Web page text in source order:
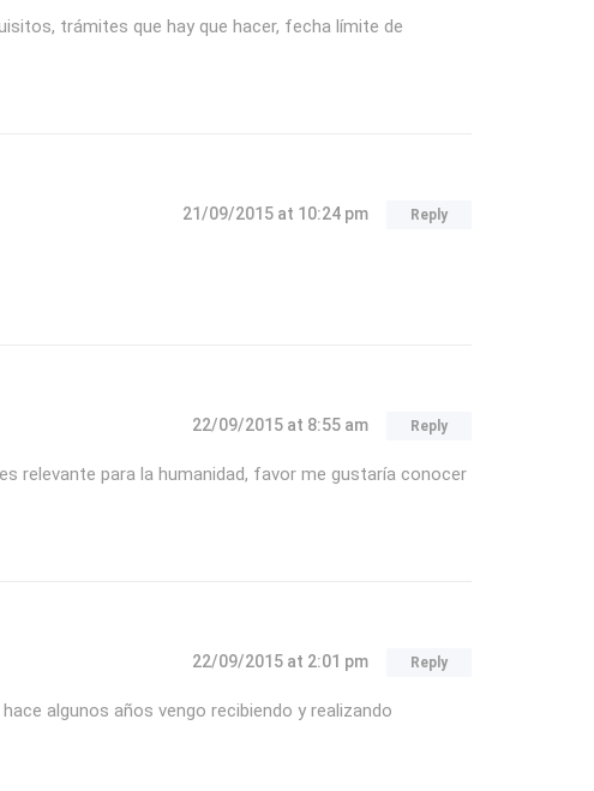
trámites que hay que hacer, fecha límite de
21/09/2015 at 10:24 pm Reply
22/09/2015 at 8:55 am Reply
relevante para la humanidad, favor me gustaría conocer
22/09/2015 at 2:01 pm Reply
algunos años vengo recibiendo y realizando